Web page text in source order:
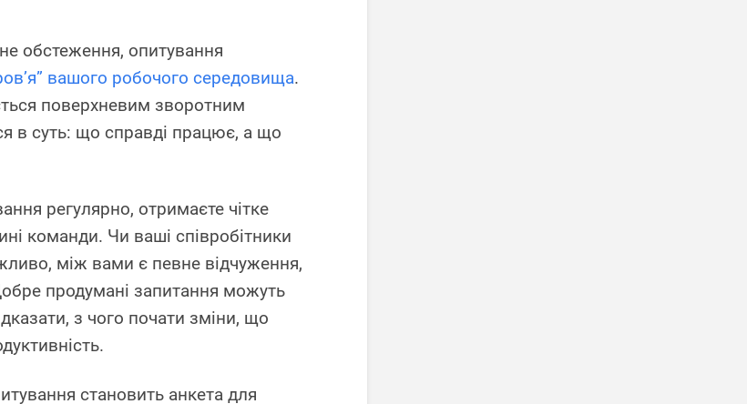
обстеження, опитування
вашого робочого середовища.
поверхневим зворотним
в суть: що справді працює, а що
регулярно, отримаєте чітке
команди. Чи ваші співробітники
між вами є певне відчуження,
продумані запитання можуть
з чого почати зміни, що
становить анкета для